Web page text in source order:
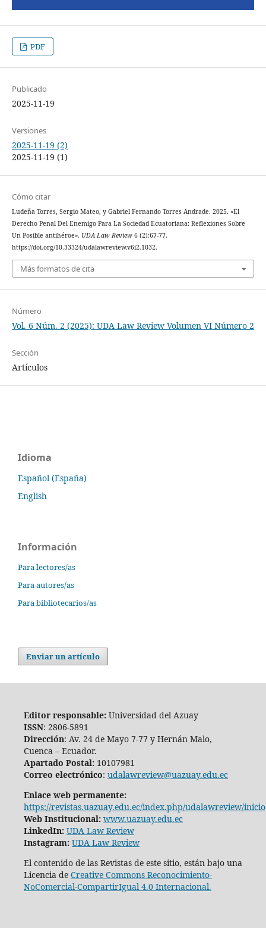
PDF
Publicado
2025-11-19
Versiones
2025-11-19 (2)
2025-11-19 (1)
Cómo citar
Ludeña Torres, Sergio Mateo, y Gabriel Fernando Torres Andrade. 2025. «El
Derecho Penal Del Enemigo Para La Sociedad Ecuatoriana: Reflexiones Sobre
Un Posible antihéroe». UDA Law Review6 (2):67-77.
https://doi.org/10.33324/udalawreview.v6i2.1032.
Más formatos de cita
Número
Vol. 6 Núm. 2 (2025): UDA Law Review Volumen VI Número 2
Sección
Artículos
Idioma
Español (España)
English
Información
Para lectores/as
Para autores/as
Para bibliotecarios/as
Enviar un artículo
Editor responsable:Universidad del Azuay
ISSN: 2806-5891
Dirección: Av. 24 de Mayo 7-77 y Hernán Malo,
Cuenca – Ecuador.
Apartado Postal:10107981
Correo electrónico: udalawreview@uazuay.edu.ec
Enlace web permanente:
https://revistas.uazuay.edu.ec/index.php/udalawreview/inicio
Web Institucional: www.uazuay.edu.ec
LinkedIn: UDA Law Review
Instagram: UDA Law Review
El contenido de las Revistas de este sitio, están bajo una
Licencia de Creative Commons Reconocimiento-
NoComercial-CompartirIgual 4.0 Internacional.